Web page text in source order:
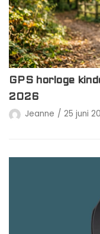
GPS horloge
2026
Jeanne 25 juni